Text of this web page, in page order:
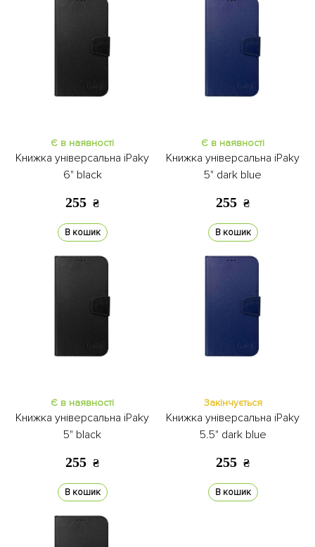
Є в наявності
Книжка універсальна iPaky
6" black
255 ₴
В кошик
Є в наявності
Книжка універсальна iPaky
5" dark blue
255 ₴
В кошик
Є в наявності
Книжка універсальна iPaky
5" black
255 ₴
В кошик
Закінчується
Книжка універсальна iPaky
5.5" dark blue
255 ₴
В кошик